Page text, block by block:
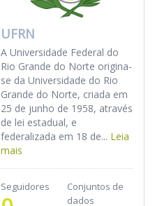
UFRN
A Universidade Federal do
Rio Grande do Norte origina-
se da Universidade do Rio
Grande do Norte, criada em
25 de junho de 1958, através
de lei estadual, e
federalizada em 18 de... Leia
mais
Seguidores
Conjuntos de
dados